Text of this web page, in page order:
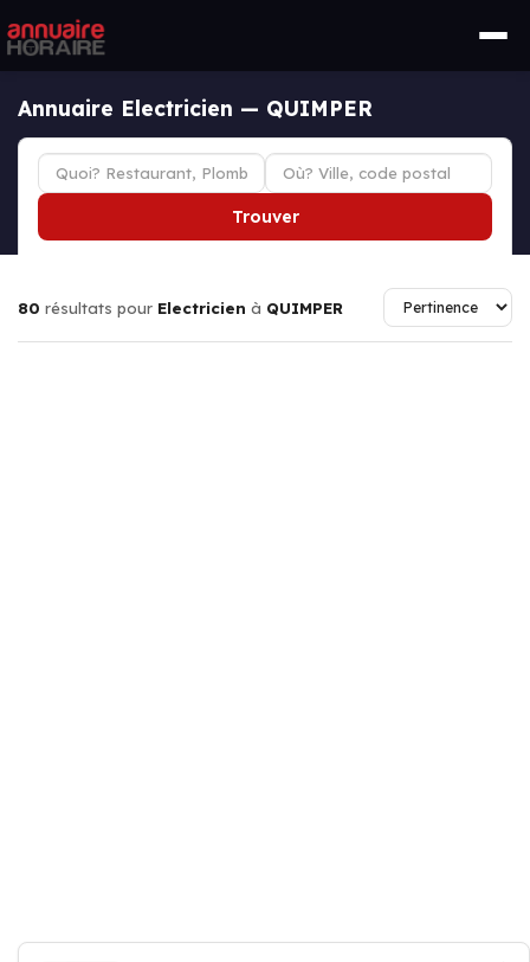
Annuaire Electricien — QUIMPER
Trouver
80 résultats pour Electricien à QUIMPER